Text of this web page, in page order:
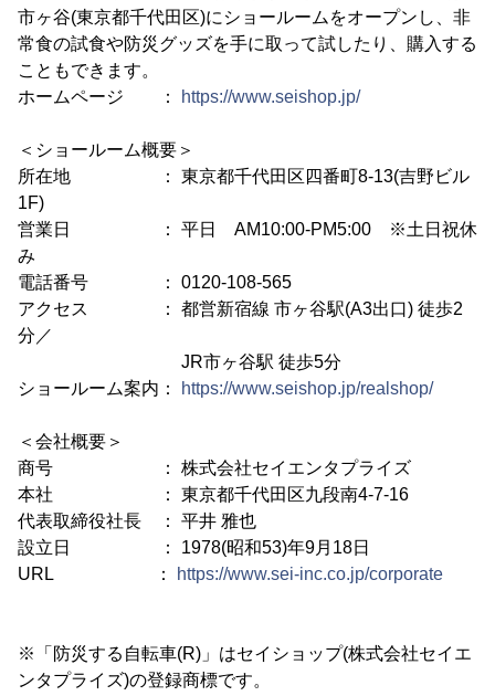
市ヶ谷(東京都千代田区)にショールームをオープンし、非
常食の試食や防災グッズを手に取って試したり、購入する
こともできます。
ホームページ ：
https://www.seishop.jp/
＜ショールーム概要＞
所在地 ： 東京都千代田区四番町8-13(吉野ビル
1F)
営業日 ： 平日 AM10:00-PM5:00 ※土日祝休
み
電話番号 ： 0120-108-565
アクセス ： 都営新宿線 市ヶ谷駅(A3出口) 徒歩2
分／
JR市ヶ谷駅 徒歩5分
ショールーム案内：
https://www.seishop.jp/realshop/
＜会社概要＞
商号 ： 株式会社セイエンタプライズ
本社 ： 東京都千代田区九段南4-7-16
代表取締役社長 ： 平井 雅也
設立日 ： 1978(昭和53)年9月18日
URL ：
https://www.sei-inc.co.jp/corporate
※「防災する自転車(R)」はセイショップ(株式会社セイエ
ンタプライズ)の登録商標です。